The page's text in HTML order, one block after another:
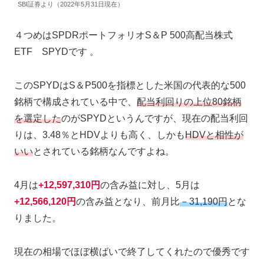
SBI証券より（2022年5月31日現在）
４つめはSPDRポートフォリオS＆P 500高配当株式
ETF SPYDです 。
このSPYDはS＆P500を指標とした米国の代表的な500
銘柄で構成されている中で、 配当利回りの上位80銘柄
を選定したのがSPYDというんですが、現在の配当利回
りは、3.48％とHDVよりも高く、しかもHDVと相性が
いいとされている銘柄なんですよね。
4月は+12,597,310円の含み益に対し、5月は
+12,566,120円の含み益となり、前月比－31,190円とな
りました。
現在の相場でほぼ横ばいで終了してくれたので優秀です